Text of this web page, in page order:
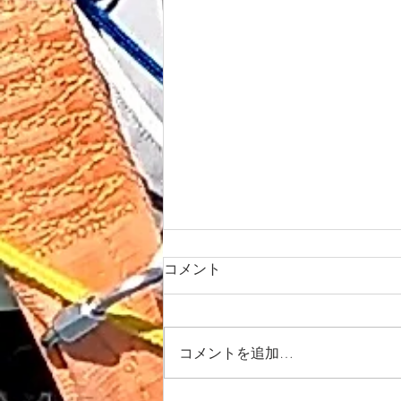
コメント
コメントを追加…